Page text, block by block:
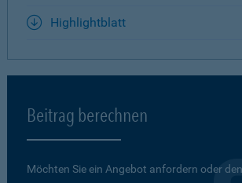
Highlightblatt
Beitrag berechnen
Möchten Sie ein Angebot anfordern oder